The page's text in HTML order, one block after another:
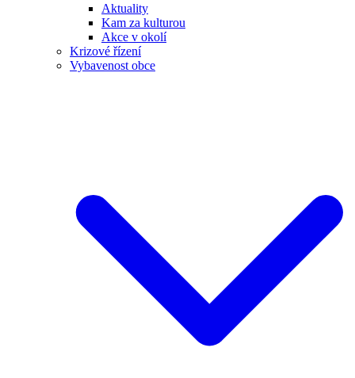
Aktuality
Kam za kulturou
Akce v okolí
Krizové řízení
Vybavenost obce